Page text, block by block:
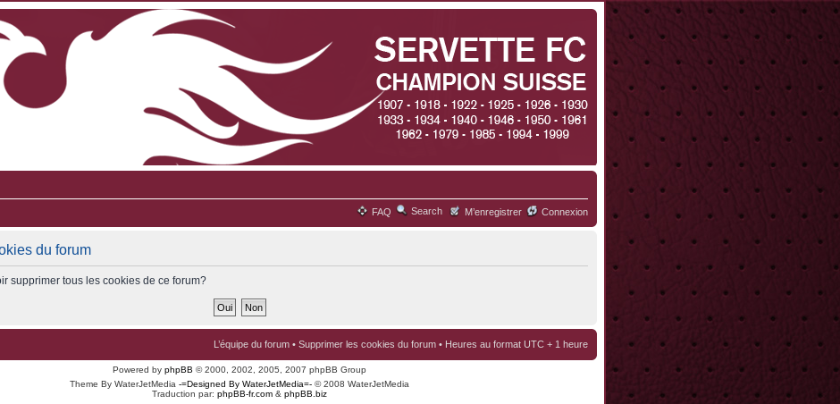
FAQ Search M’enregistrer Connexion
du forum
supprimer tous les cookies de ce forum?
L’équipe du forum • Supprimer les cookies du forum • Heures au format UTC + 1 heure
Powered by phpBB © 2000, 2002, 2005, 2007 phpBB Group
Theme By WaterJetMedia -=Designed By WaterJetMedia=- © 2008 WaterJetMedia
Traduction par: phpBB-fr.com & phpBB.biz